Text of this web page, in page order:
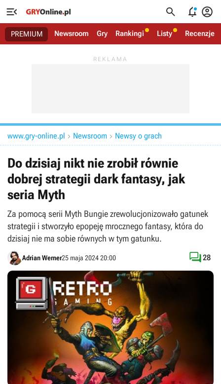
   
PREMIUM Newsroom Gry Rankingi Listy Recenzje
www.gry-online.pl  Newsroom  Newsy o grach
Do dzisiaj nikt nie zrobił równie
dobrej strategii dark fantasy, jak
seria Myth
Za pomocą serii Myth Bungie zrewolucjonizowało gatunek
strategii i stworzyło epopeję mrocznego fantasy, która do
dzisiaj nie ma sobie równych w tym gatunku.
Adrian Werner25 maja 2024 20:00 28